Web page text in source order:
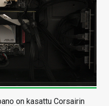
on kasattu Corsairin